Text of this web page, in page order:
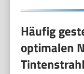
Häufig
optimalen